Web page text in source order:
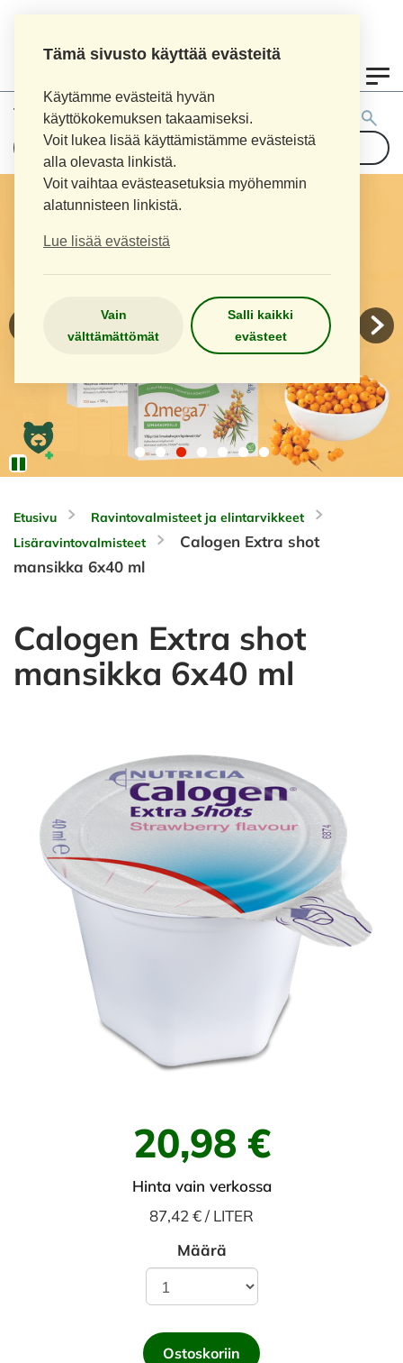
Tämä sivusto käyttää evästeitä
Käytämme evästeitä hyvän
käyttökokemuksen takaamiseksi.
Voit lukea lisää käyttämistämme evästeistä
alla olevasta linkistä.
Voit vaihtaa evästeasetuksia myöhemmin
alatunnisteen linkistä.
Lue lisää evästeistä
Vain
välttämättömät
Salli kaikki
evästeet
Tuotehaku:
Etusivu
Ravintovalmisteet ja elintarvikkeet
Lisäravintovalmisteet
Calogen Extra shot
mansikka 6x40 ml
Calogen Extra shot
mansikka 6x40 ml
20,98 €
Hinta vain verkossa
87,42 € / LITER
Määrä
Ostoskoriin